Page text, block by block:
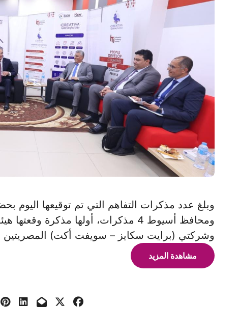
وبلغ عدد مذكرات التفاهم التي تم توقيعها اليوم
ومحافظ أسيوط 4 مذكرات، أولها مذكرة
وشركتي (برايت سكايز – سويفت أكت) المصريتين
مشاهدة المزيد